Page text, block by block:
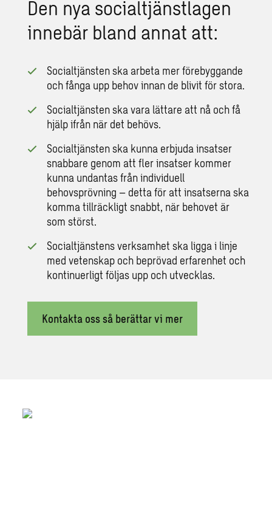
Den nya socialtjänstlagen
innebär bland annat att:
Socialtjänsten ska arbeta mer förebyggande
och fånga upp behov innan de blivit för stora.
Socialtjänsten ska vara lättare att nå och få
hjälp ifrån när det behövs.
Socialtjänsten ska kunna erbjuda insatser
snabbare genom att fler insatser kommer
kunna undantas från individuell
behovsprövning – detta för att insatserna ska
komma tillräckligt snabbt, när behovet är
som störst.
Socialtjänstens verksamhet ska ligga i linje
med vetenskap och beprövad erfarenhet och
kontinuerligt följas upp och utvecklas.
Kontakta oss så berättar vi mer